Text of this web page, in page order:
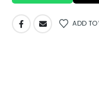
ADD TO